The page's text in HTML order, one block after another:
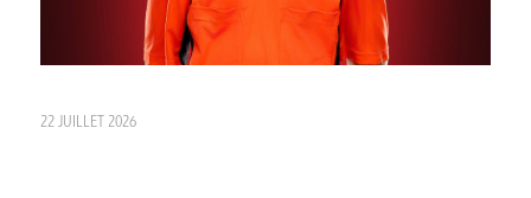
22 JUILLET 2026